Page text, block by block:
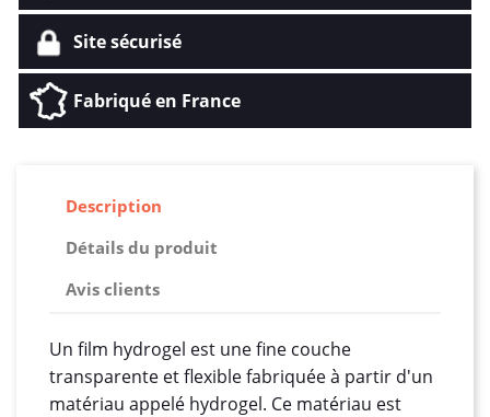
Site sécurisé
Fabriqué en France
Description
Détails du produit
Avis clients
Un film hydrogel est une fine couche
transparente et flexible fabriquée à partir d'un
matériau appelé hydrogel. Ce matériau est